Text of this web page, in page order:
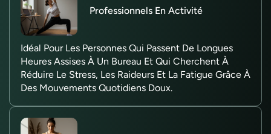
Professionnels En Activité
Idéal Pour Les Personnes Qui Passent De Longues
Heures Assises À Un Bureau Et Qui Cherchent À
Réduire Le Stress, Les Raideurs Et La Fatigue Grâce À
Des Mouvements Quotidiens Doux.